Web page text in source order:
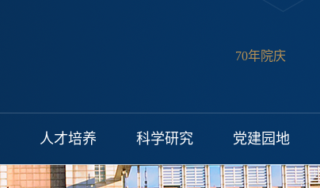
70年院庆
人才培养 科学研究 党建园地